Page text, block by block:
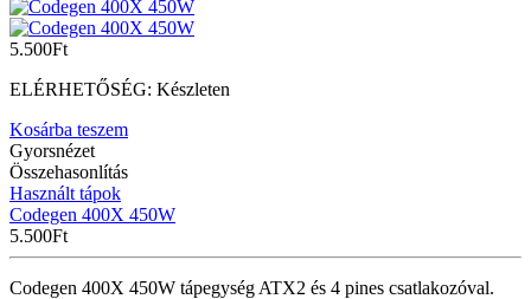
5.500Ft
ELÉRHETŐSÉG: Készleten
Kosárba teszem
Gyorsnézet
Összehasonlítás
Használt tápok
Codegen 400X 450W
5.500Ft
Codegen 400X 450W tápegység ATX2 és 4 pines csatlakozóval.